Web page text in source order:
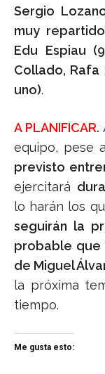
Sergio
muy
Edu Espiau
Collado,
uno).
A PLANIFICAR.
equipo, pese
previsto
ejercitará
lo harán los
seguirán la
probable que
de Miguel
la próxima
tiempo.
Me gusta esto: